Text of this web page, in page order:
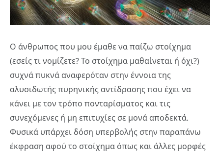
Ο άνθρωπος που μου έμαθε να παίζω στοίχημα
(εσείς τι νομίζετε? Το στοίχημα μαθαίνεται ή όχι?)
συχνά πυκνά αναφερόταν στην έννοια της
αλυσιδωτής πυρηνικής αντίδρασης που έχει να
κάνει με τον τρόπο πονταρίσματος και τις
συνεχόμενες ή μη επιτυχίες σε μονά αποδεκτά.
Φυσικά υπάρχει δόση υπερβολής στην παραπάνω
έκφραση αφού το στοίχημα όπως και άλλες μορφές